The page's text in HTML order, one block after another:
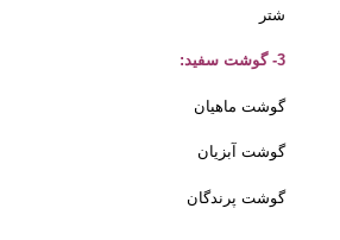
شتر
3- گوشت سفيد:
گوشت ماهيان
گوشت آبزيان
گوشت پرندگان